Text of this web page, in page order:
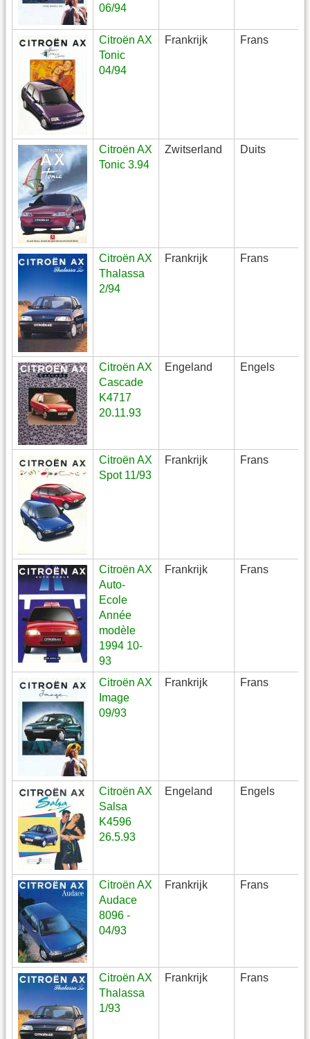
06/94
Citroën AX
Tonic
04/94
Frankrijk Frans
Citroën AX
Tonic 3.94
Zwitserland Duits
Citroën AX
Thalassa
2/94
Frankrijk Frans
Citroën AX
Cascade
K4717
20.11.93
Engeland Engels
Citroën AX
Spot 11/93
Frankrijk Frans
Citroën AX
Auto-
Ecole
Année
modèle
1994 10-
93
Frankrijk Frans
Citroën AX
Image
09/93
Frankrijk Frans
Citroën AX
Salsa
K4596
26.5.93
Engeland Engels
Citroën AX
Audace
8096 -
04/93
Frankrijk Frans
Citroën AX
Thalassa
1/93
Frankrijk Frans